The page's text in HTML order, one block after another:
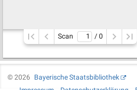
Scan / 0
©2026
Bayerische Staatsbibliothek